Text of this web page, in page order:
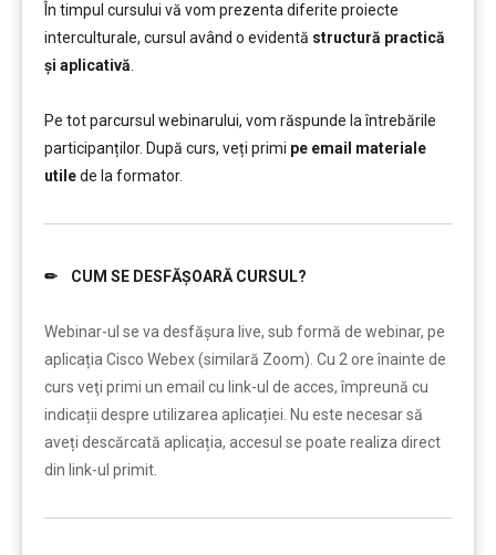
În timpul cursului vă vom prezenta diferite proiecte
interculturale, cursul având o evidentă structură practică
și aplicativă
Pe tot parcursul webinarului, vom răspunde la întrebările
participanților. După curs, veți primi pe email materiale
utilede la formator.
✏ CUM SE DESFĂȘOARĂ CURSUL?
Webinar-ul se va desfășura live, sub formă de webinar, pe
aplicația Cisco Webex (similară Zoom). Cu 2 ore înainte de
curs veţi primi un email cu link-ul de acces, împreună cu
indicații despre utilizarea aplicației. Nu este necesar să
aveți descărcată aplicația, accesul se poate realiza direct
din link-ul primit.